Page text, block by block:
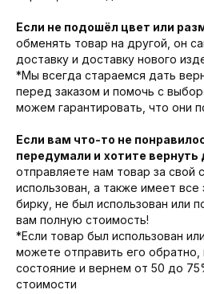
Если не подошёл цвет или
обменять товар на другой, он
доставку и доставку нового
*Мы всегда стараемся дать
перед заказом и помочь с
можем гарантировать, что они
Если вам что-то не
передумали и хотите вернуть
отправляете нам товар за свой
использован, а также имеет все
бирку, не был использован или
вам полную стоимость!
*Если товар был использован
можете отправить его
состояние и вернем от 50 до
стоимости